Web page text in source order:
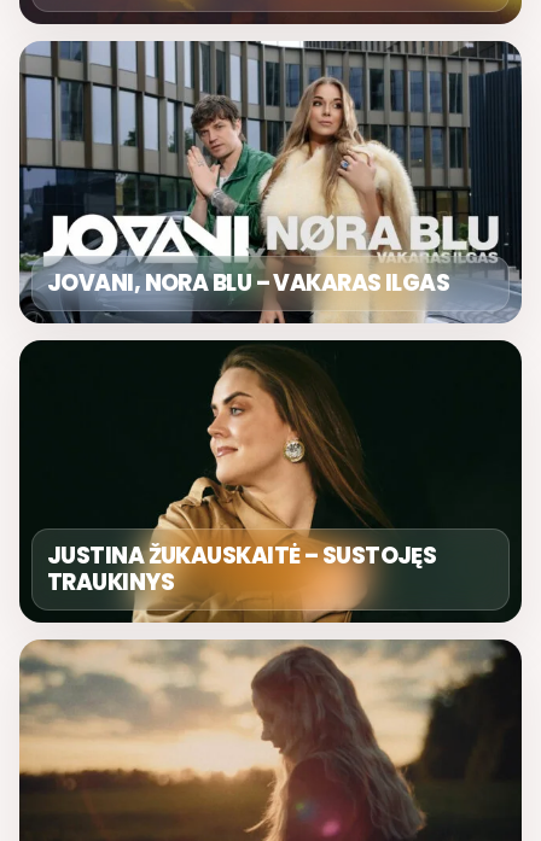
JOVANI, NORA BLU – VAKARAS ILGAS
JUSTINA ŽUKAUSKAITĖ – SUSTOJĘS
TRAUKINYS